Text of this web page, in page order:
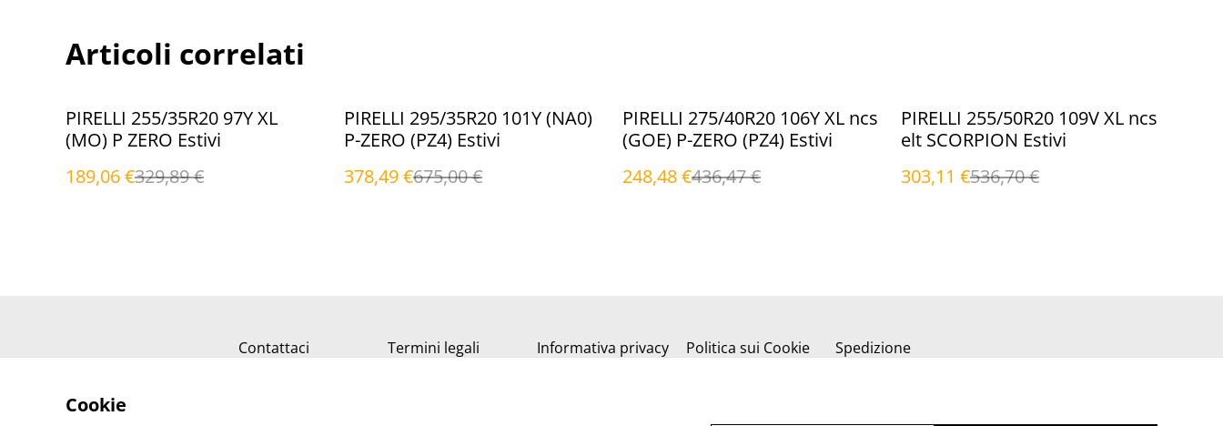
Articoli correlati
%
PIRELLI 255/35R20 97Y XL
(MO) P ZERO Estivi
189,06 €329,89 €
%
PIRELLI 295/35R20 101Y (NA0)
P-ZERO (PZ4) Estivi
378,49 €675,00 €
%
PIRELLI 275/40R20 106Y XL ncs
(GOE) P-ZERO (PZ4) Estivi
248,48 €436,47 €
%
PIRELLI 255/50R20 109V XL ncs
elt SCORPION Estivi
303,11 €536,70 €
Contattaci Termini legali Informativa privacy Politica sui Cookie Spedizione
Cookie